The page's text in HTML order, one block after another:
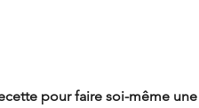
pour faire soi-même